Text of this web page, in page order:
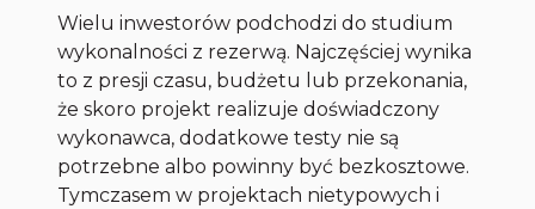
Wielu inwestorów podchodzi do studium
wykonalności z rezerwą. Najczęściej wynika
to z presji czasu, budżetu lub przekonania,
że skoro projekt realizuje doświadczony
wykonawca, dodatkowe testy nie są
potrzebne albo powinny być bezkosztowe.
Tymczasem w projektach nietypowych i